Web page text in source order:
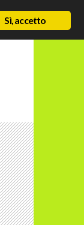
Sì, accetto